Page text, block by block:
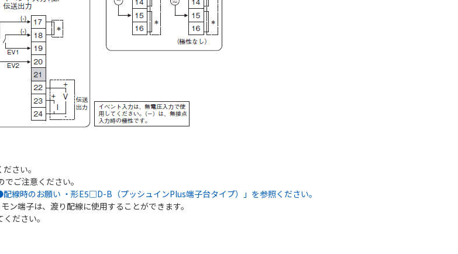
さい。
ご注意ください。
線時のお願い ・形E5□D-B（プッシュインPlus端子台タイプ）」を参照ください。
ン端子は、渡り配線に使用することができます。
ださい。